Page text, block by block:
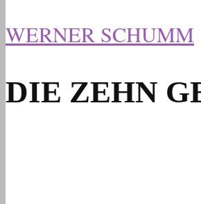
WERNER SCHUMM
DIE ZEHN